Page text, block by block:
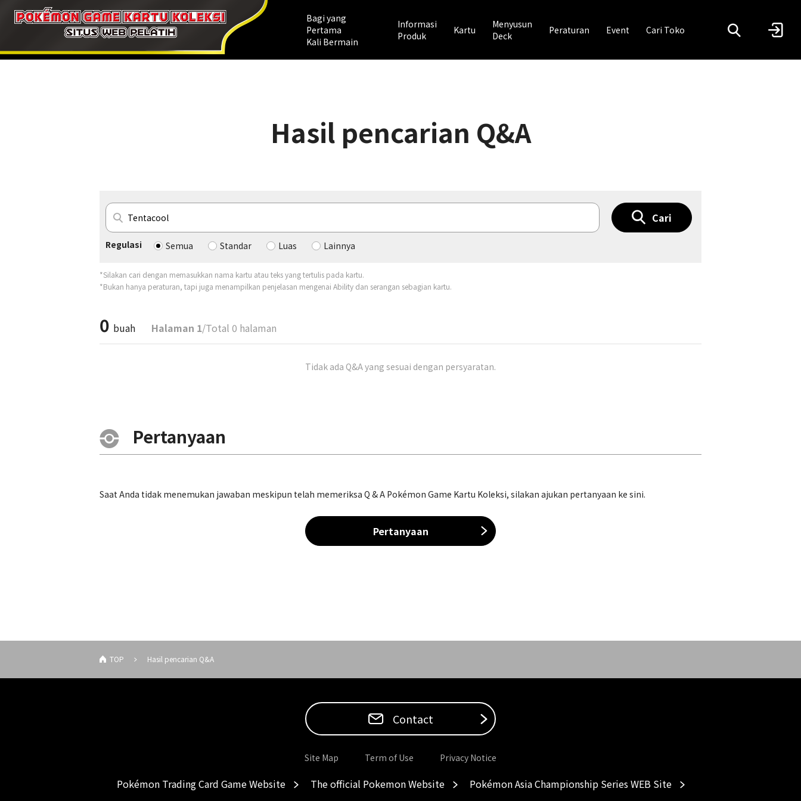
Bagi yang
Pertama
Kali Bermain
Informasi
Produk
Kartu
Menyusun
Deck
Peraturan Event Cari Toko
Hasil pencarian Q&A
Cari
Regulasi Semua Standar Luas Lainnya
*Silakan cari dengan memasukkan nama kartu atau teks yang tertulis pada kartu.
*Bukan hanya peraturan, tapi juga menampilkan penjelasan mengenai Ability dan serangan sebagian kartu.
0 buah Halaman 1/Total 0 halaman
Tidak ada Q&A yang sesuai dengan persyaratan.
Pertanyaan
Saat Anda tidak menemukan jawaban meskipun telah memeriksa Q & A Pokémon Game Kartu Koleksi, silakan ajukan pertanyaan ke sini.
Pertanyaan
TOP Hasil pencarian Q&A
Contact
Site Map Term of Use Privacy Notice
Pokémon Trading Card Game Website The official Pokemon Website Pokémon Asia Championship Series WEB Site